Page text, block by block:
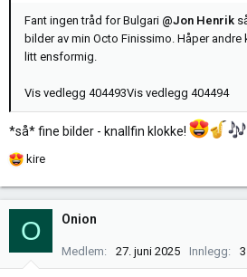
Fant ingen tråd for Bulgari @Jon Henrik
bilder av min Octo Finissimo. Håper
litt ensformig.
Vis vedlegg 404493Vis vedlegg 404494
*så* fine bilder - knallfin klokke!
R
k
s
kire
O Onion
Medlem 27. juni 2025 Innlegg 3